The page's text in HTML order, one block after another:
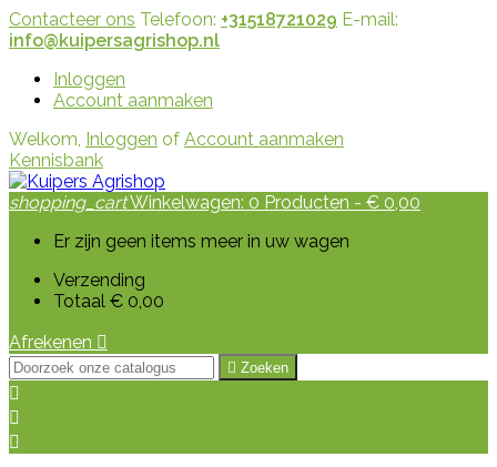
Contacteer ons Telefoon: +31518721029 E-mail:
info@kuipersagrishop.nl
Inloggen
Account aanmaken
Welkom, Inloggen of Account aanmaken
Kennisbank
shopping_cartWinkelwagen: 0 Producten - € 0,00
Er zijn geen items meer in uw wagen
Verzending
Totaal € 0,00
Afrekenen 
 Zoeken


